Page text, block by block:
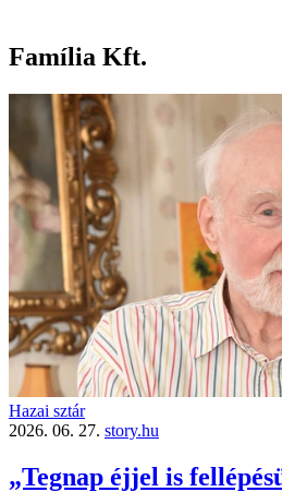
Família Kft.
Hazai sztár
2026. 06. 27. story.hu
„Tegnap éjjel is